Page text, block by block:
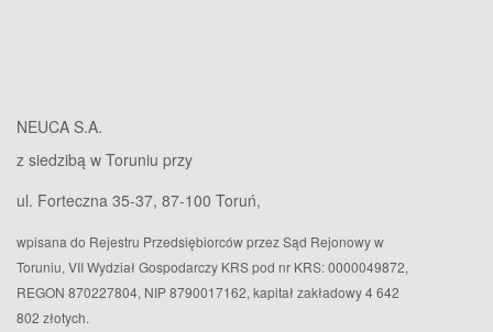
NEUCA S.A.
z siedzibą w Toruniu przy
ul. Forteczna 35-37, 87-100 Toruń,
wpisana do Rejestru Przedsiębiorców przez Sąd Rejonowy w
Toruniu, VII Wydział Gospodarczy KRS pod nr KRS: 0000049872,
REGON 870227804, NIP 8790017162, kapitał zakładowy 4 642
802 złotych.